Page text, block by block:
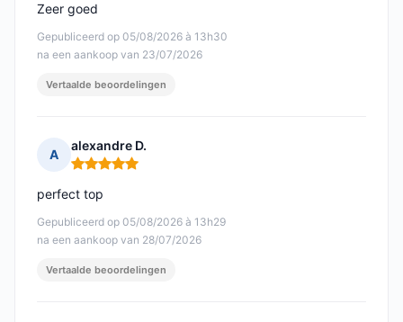
Gepubliceerd op 05/08/2026 à 13h30
na een aankoop van 23/07/2026
Zeer goed
Vertaalde beoordelingen
A
alexandre D.
Opmerking: 5 van 5
Gepubliceerd op 05/08/2026 à 13h29
na een aankoop van 28/07/2026
perfect top
Vertaalde beoordelingen